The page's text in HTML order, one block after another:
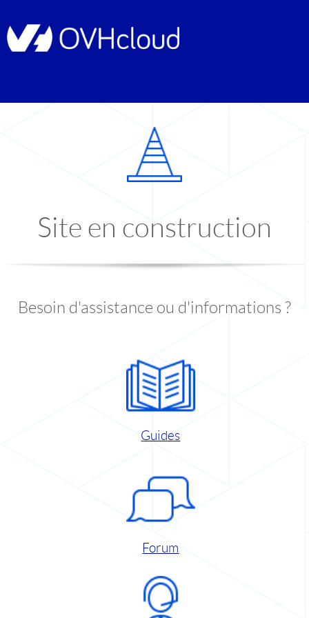
Site en construction
Besoin d'assistance ou d'informations ?
Guides
Forum